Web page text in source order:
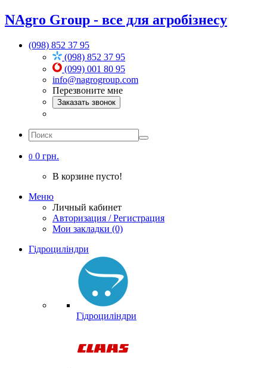
NAgro Group - все для агробізнесу
(098) 852 37 95
(098) 852 37 95
(099) 001 80 95
info@nagrogroup.com
Перезвоните мне
Заказать звонок
0 0 грн.
В корзине пусто!
Меню
Личный кабинет
Авторизация / Регистрация
Мои закладки (0)
Гідроциліндри
Гідроциліндри